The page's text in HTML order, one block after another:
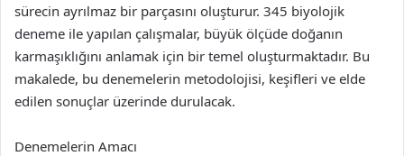
sürecin ayrılmaz bir parçasını oluşturur. 345 biyolojik
deneme ile yapılan çalışmalar, büyük ölçüde doğanın
karmaşıklığını anlamak için bir temel oluşturmaktadır. Bu
makalede, bu denemelerin metodolojisi, keşifleri ve elde
edilen sonuçlar üzerinde durulacak.
Denemelerin Amacı